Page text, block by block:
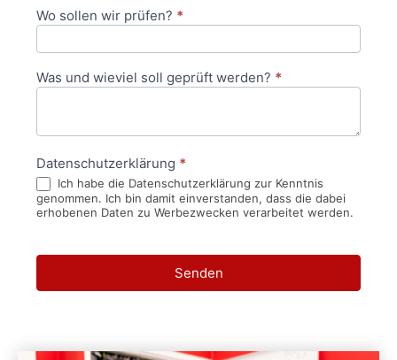
Wo sollen wir prüfen? *
Was und wieviel soll geprüft werden? *
Datenschutzerklärung *
Ich habe die Datenschutzerklärung zur Kenntnis
genommen. Ich bin damit einverstanden, dass die dabei
erhobenen Daten zu Werbezwecken verarbeitet werden.
Senden